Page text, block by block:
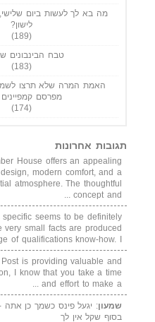
מה בא לך לעשות ביום
לישון?
(189)
טבח הבינבונים
(183)
האמת המרה שלא תרצו
מפרסם
(174)
תגובות אחרונות
House offers an appealing
modern comfort, and a
atmosphere. The thoughtful
concept and ...
specific seems to be definitely
very small facts are produced
of qualifications know-how. I ...
is providing valuable and
I know that you take a time
and effort to make a ...
שמעון: יגעל פינס כשמך כן אתה
בסוף שקל אין לך